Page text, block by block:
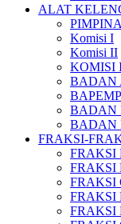
ALAT
Komisi I
Komisi II
KOMISI
BADAN
BADAN
BADAN
FRAKSI-
FRAKSI
FRAKSI
FRAKSI
FRAKSI
FRAKSI